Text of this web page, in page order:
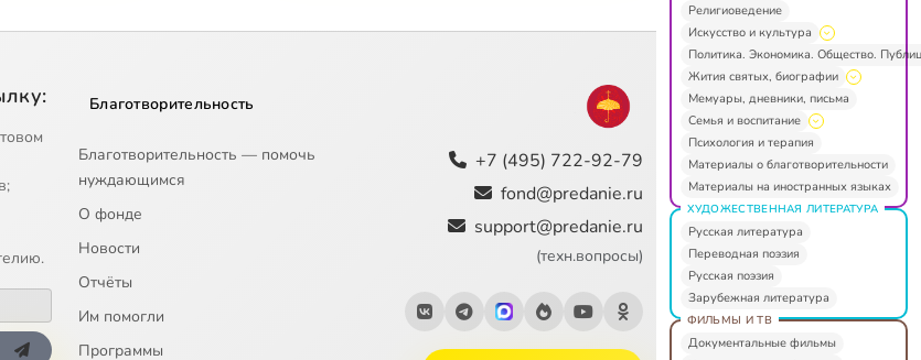
Благотворительность
Благотворительность — помочь
нуждающимся
О фонде
Новости
Отчёты
Им помогли
Программы
+7 (495) 722-92-79
fond@predanie.ru
support@predanie.ru
(техн.вопросы)
Религиоведение
Искусство и культура
Политика. Экономика. Общество.
Жития святых, биографии
Мемуары, дневники, письма
Семья и воспитание
Психология и терапия
Материалы о благотворительности
Материалы на иностранных языках
ХУДОЖЕСТВЕННАЯ ЛИТЕРАТУРА
Русская литература
Переводная поэзия
Русская поэзия
Зарубежная литература
ФИЛЬМЫ И ТВ
Документальные фильмы